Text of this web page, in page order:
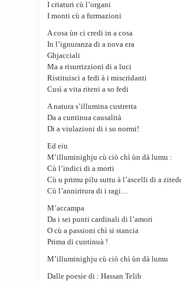
I criaturi cù l’organi
I monti cù a furmazioni
A cosa ùn ci credi in a cosa
In l’ignuranza di a nova era
Ghjacciali
Ma a risurrizzioni di a luci
Ristituisci a fedi à i miscridanti
Cusì a vita riteni a so fedi
A natura s’illumina custretta
Da a cuntinua causalità
Di a viulazioni di i so normi!
Ed eiu
M’illuminighju cù ciò chì ùn dà lumu :
Cù l’indici di a morti
Cù u primu pilu suttu à l’ascelli di a
Cù l’anniritura di i ragi…
M’accampa
Da i sei punti cardinali di l’amori
O cù a passioni chì si stancia
Prima di cuntinuà !
M’illuminighju cù ciò chì ùn dà lumu
Dalle poesie di : Hassan Telib